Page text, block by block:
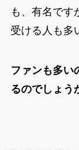
も、有名です
受ける人も多
ファンも多い
るのでしょう